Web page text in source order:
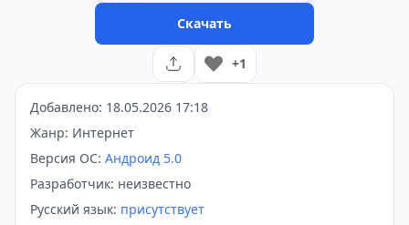
Скачать
+1
Добавлено: 18.05.2026 17:18
Жанр: Интернет
Версия ОС: Андроид 5.0
Разработчик: неизвестно
Русский язык: присутствует